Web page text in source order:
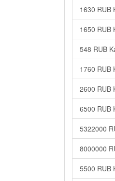
1630 RUB
1650 RUB
548 RUB
1760 RUB
2600 RUB
6500 RUB
5322000
8000000
5500 RUB